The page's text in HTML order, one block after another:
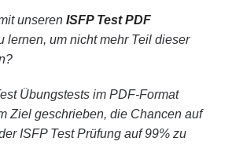
unseren ISFP Test PDF
lernen, um nicht mehr Teil dieser
Übungstests im PDF-Format
Ziel geschrieben, die Chancen auf
ISFP Test Prüfung auf 99% zu